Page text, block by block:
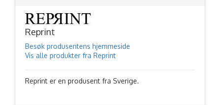
Reprint
Besøk produsentens hjemmeside
Vis alle produkter fra Reprint
Reprint er en produsent fra Sverige.